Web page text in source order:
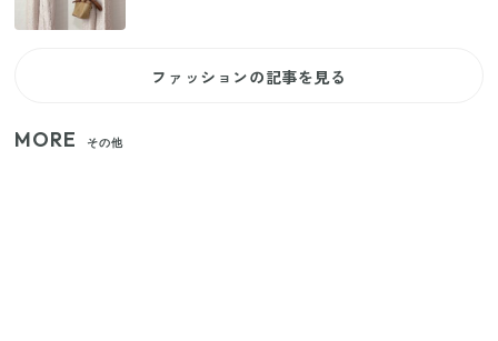
ファッションの記事を見る
MORE その他